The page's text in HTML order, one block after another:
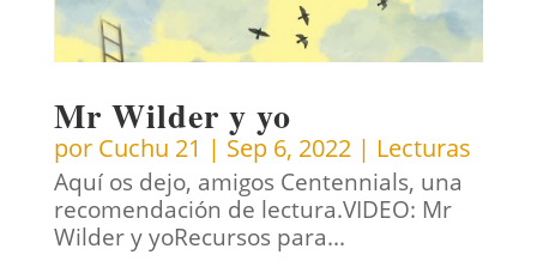
Mr Wilder y yo
por Cuchu 21 | Sep 6, 2022| Lecturas
Aquí os dejo, amigos Centennials, una
recomendación de lectura.VIDEO: Mr
Wilder y yoRecursos para...